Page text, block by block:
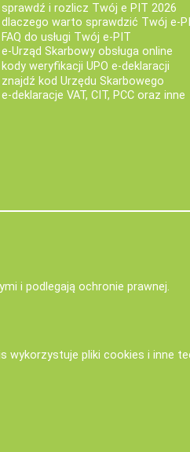
sprawdź i rozlicz Twój e PIT 2026
dlaczego warto sprawdzić Twój e-
FAQ do usługi Twój e-PIT
e-Urząd Skarbowy obsługa online
kody weryfikacji UPO e-deklaracji
znajdź kod Urzędu Skarbowego
e-deklaracje VAT, CIT, PCC oraz inne
i podlegają ochronie prawnej.
wykorzystuje pliki cookies i inne